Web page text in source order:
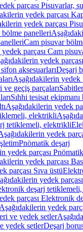
parçası Pisuvarlar,
yedek parçası
yedek parçası
panelleri
Cam pisuvar
parçası Cam
yedek parçası
aksesuarlarıDeşarj
Aşağıdakilerin yedek
geçiş parçaları
Sıhhi tesisat ekipmanı
Aşağıdakilerin yedek
elektrikli
tetiklemeli, elektrikli
yedek
Pnömatik deşarj
yedek parçası
yedek parçası
parçası Sıva üstü
yedek
deşarj
parçası Elektronik
yedek
ve yedek setler
yedek setlerDeşarj